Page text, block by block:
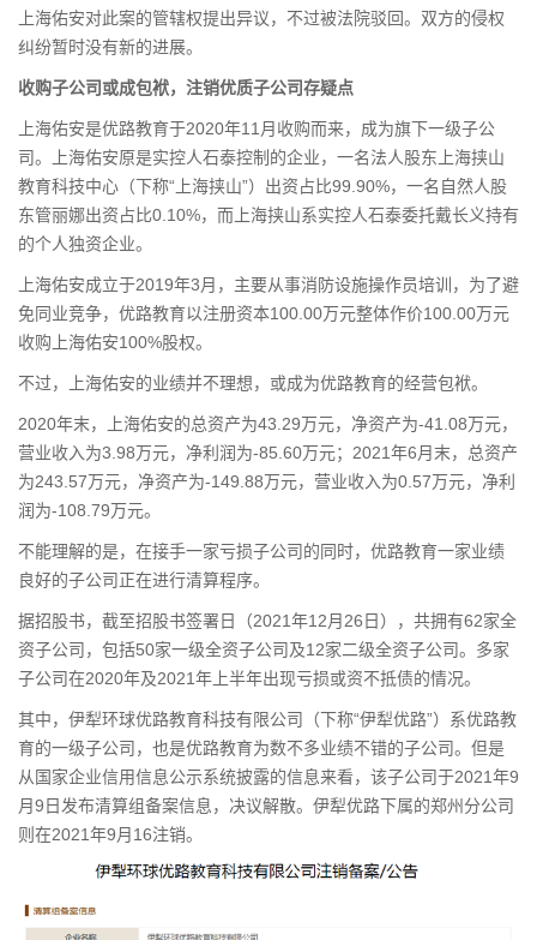
上海佑安对此案的管辖权提出异议，不过被法院驳回。双方的侵权
纠纷暂时没有新的进展。
收购子公司或成包袱，注销优质子公司存疑点
上海佑安是优路教育于2020年11月收购而来，成为旗下一级子公
司。上海佑安原是实控人石泰控制的企业，一名法人股东上海挟山
教育科技中心（下称“上海挟山”）出资占比99.90%，一名自然人股
东管丽娜出资占比0.10%，而上海挟山系实控人石泰委托戴长义持有
的个人独资企业。
上海佑安成立于2019年3月，主要从事消防设施操作员培训，为了避
免同业竞争，优路教育以注册资本100.00万元整体作价100.00万元
收购上海佑安100%股权。
不过，上海佑安的业绩并不理想，或成为优路教育的经营包袱。
2020年末，上海佑安的总资产为43.29万元，净资产为-41.08万元，
营业收入为3.98万元， 净利润为-85.60万元；2021年6月末，总资产
为243.57万元，净资产为-149.88万元，营业收入为0.57万元，净利
润为-108.79万元。
不能理解的是，在接手一家亏损子公司的同时，优路教育一家业绩
良好的子公司正在进行清算程序。
据招股书，截至招股书签署日（2021年12月26日），共拥有62家全
资子公司，包括50家一级全资子公司及12家二级全资子公司。多家
子公司在2020年及2021年上半年出现亏损或资不抵债的情况。
其中，伊犁环球优路教育科技有限公司（下称“伊犁优路”）系优路教
育的一级子公司，也是优路教育为数不多业绩不错的子公司。但是
从国家企业信用信息公示系统披露的信息来看，该子公司于2021年9
月9日发布清算组备案信息，决议解散。伊犁优路下属的郑州分公司
则在2021年9月16注销。